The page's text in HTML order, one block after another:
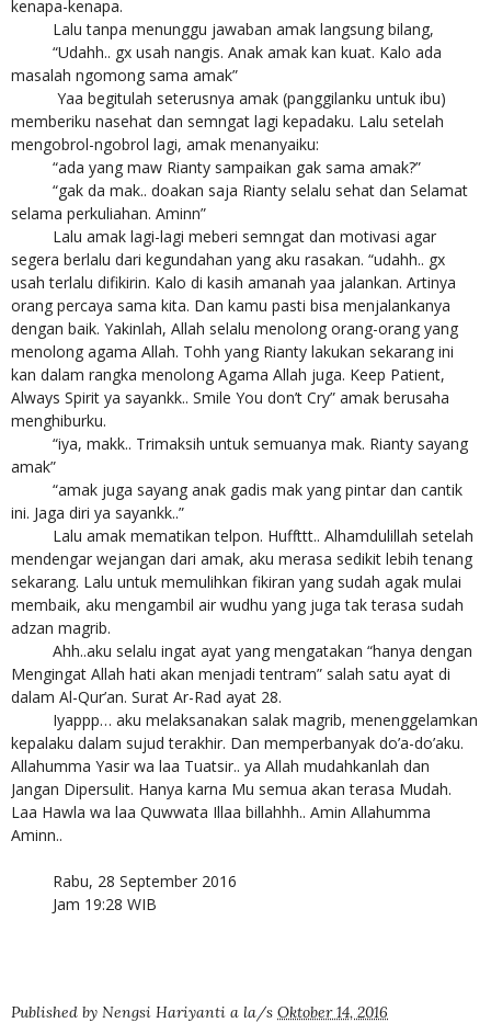
kenapa-kenapa.
Lalu tanpa menunggu jawaban amak langsung bilang,
“Udahh.. gx usah nangis. Anak amak kan kuat. Kalo ada
masalah ngomong sama amak”
Yaa begitulah seterusnya amak (panggilanku untuk ibu)
memberiku nasehat dan semngat lagi kepadaku. Lalu setelah
mengobrol-ngobrol lagi, amak menanyaiku:
“ada yang maw Rianty sampaikan gak sama amak?”
“gak da mak.. doakan saja Rianty selalu sehat dan Selamat
selama perkuliahan. Aminn”
Lalu amak lagi-lagi meberi semngat dan motivasi agar
segera berlalu dari kegundahan yang aku rasakan. “udahh.. gx
usah terlalu difikirin. Kalo di kasih amanah yaa jalankan. Artinya
orang percaya sama kita. Dan kamu pasti bisa menjalankanya
dengan baik. Yakinlah, Allah selalu menolong orang-orang yang
menolong agama Allah. Tohh yang Rianty lakukan sekarang ini
kan dalam rangka menolong Agama Allah juga. Keep Patient,
Always Spirit ya sayankk.. Smile You don’t Cry” amak berusaha
menghiburku.
“iya, makk.. Trimaksih untuk semuanya mak. Rianty sayang
amak”
“amak juga sayang anak gadis mak yang pintar dan cantik
ini. Jaga diri ya sayankk..”
Lalu amak mematikan telpon. Huffttt.. Alhamdulillah setelah
mendengar wejangan dari amak, aku merasa sedikit lebih tenang
sekarang. Lalu untuk memulihkan fikiran yang sudah agak mulai
membaik, aku mengambil air wudhu yang juga tak terasa sudah
adzan magrib.
Ahh..aku selalu ingat ayat yang mengatakan “hanya dengan
Mengingat Allah hati akan menjadi tentram” salah satu ayat di
dalam Al-Qur’an. Surat Ar-Rad ayat 28.
Iyappp… aku melaksanakan salak magrib, menenggelamkan
kepalaku dalam sujud terakhir. Dan memperbanyak do’a-do’aku.
Allahumma Yasir wa laa Tuatsir.. ya Allah mudahkanlah dan
Jangan Dipersulit. Hanya karna Mu semua akan terasa Mudah.
Laa Hawla wa laa Quwwata Illaa billahhh.. Amin Allahumma
Aminn..
Rabu, 28 September 2016
Jam 19:28 WIB
Published by Nengsi Hariyanti a la/s Oktober 14, 2016